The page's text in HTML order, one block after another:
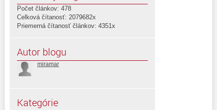
Počet článkov: 478
Celková čítanosť: 2079682x
Priemerná čítanosť článkov: 4351x
Autor blogu
miramar
Kategórie